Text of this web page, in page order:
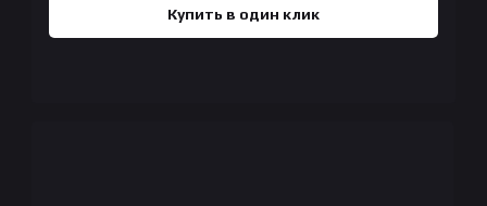
Купить в один клик